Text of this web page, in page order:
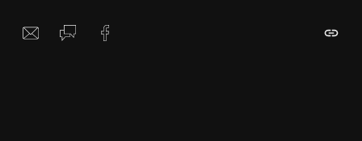
abendliche Sitzung auf dem Sofa mit Snacks und
Softdrinks.